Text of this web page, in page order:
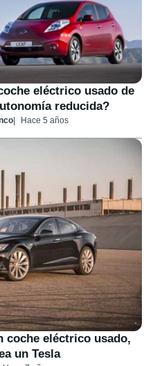
eléctrico usado de
reducida?
Hace 5 años
coche eléctrico usado,
un Tesla